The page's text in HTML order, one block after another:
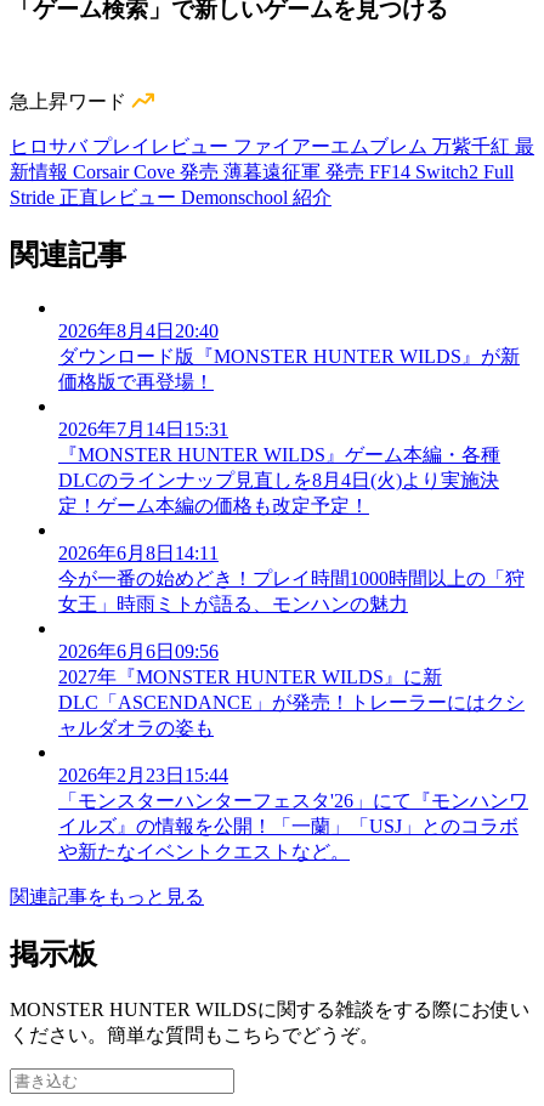
「ゲーム検索」で新しいゲームを見つける
急上昇ワード
ヒロサバ プレイレビュー ファイアーエムブレム 万紫千紅 最
新情報 Corsair Cove 発売 薄暮遠征軍 発売 FF14 Switch2 Full
Stride 正直レビュー Demonschool 紹介
関連記事
2026年8月4日20:40
ダウンロード版『MONSTER HUNTER WILDS』が新
価格版で再登場！
2026年7月14日15:31
『MONSTER HUNTER WILDS』ゲーム本編・各種
DLCのラインナップ見直しを8月4日(火)より実施決
定！ゲーム本編の価格も改定予定！
2026年6月8日14:11
今が一番の始めどき！プレイ時間1000時間以上の「狩
女王」時雨ミトが語る、モンハンの魅力
2026年6月6日09:56
2027年『MONSTER HUNTER WILDS』に新
DLC「ASCENDANCE」が発売！トレーラーにはクシ
ャルダオラの姿も
2026年2月23日15:44
「モンスターハンターフェスタ'26」にて『モンハンワ
イルズ』の情報を公開！「一蘭」「USJ」とのコラボ
や新たなイベントクエストなど。
関連記事をもっと見る
掲示板
MONSTER HUNTER WILDSに関する雑談をする際にお使い
ください。簡単な質問もこちらでどうぞ。